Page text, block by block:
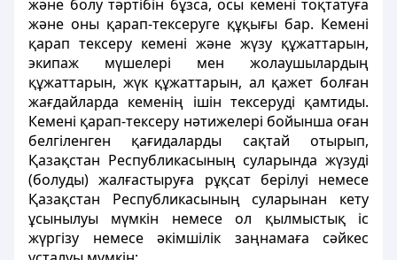
және болу тәртiбiн бұзса, осы кеменi тоқтатуға
және оны қарап-тексеруге құқығы бар. Кеменi
қарап тексеру кемені және жүзу құжаттарын,
экипаж мүшелерi мен жолаушылардың
құжаттарын, жүк құжаттарын, ал қажет болған
жағдайларда кеменiң iшiн тексерудi қамтиды.
Кеменi қарап-тексеру нәтижелерi бойынша оған
белгiленген қағидаларды сақтай отырып,
Қазақстан Республикасының суларында жүзудi
(болуды) жалғастыруға рұқсат берiлуi немесе
Қазақстан Республикасының суларынан кету
ұсынылуы мүмкiн немесе ол қылмыстық iс
жүргiзу немесе әкiмшiлiк заңнамаға сәйкес